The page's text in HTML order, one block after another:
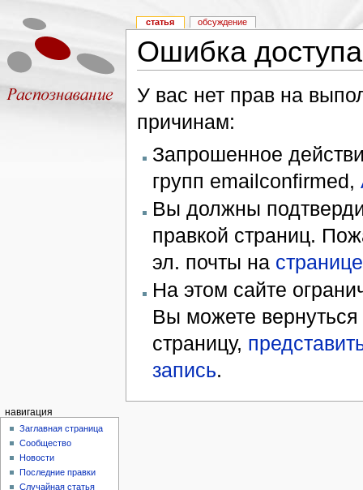
Ошибка доступа
У вас нет прав на
причинам:
Запрошенное
групп emailconfirmed,
Вы должны
правкой страниц.
эл. почты на
На этом сайте
Вы можете
страницу,
запись.
статья обсуждение
навигация
Заглавная страница
Сообщество
Новости
Последние правки
Случайная статья